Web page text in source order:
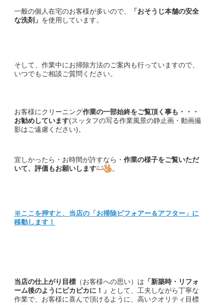
一般の個人在宅のお客様が多いので、
「おそうじ本舗の安全
な洗剤 」 を使用しています。
そして、作業中にお掃除方法のご案内も行っていますので、
いつでもご相談ご質問ください。
お客様にクリーニング作業の一部始終をご覧頂く事も・・・
お勧めしています(スッタフの写る作業風景の静止画・動画撮
影はご遠慮ください)。
宜しかったら・お時間が許すなら・ 作業の様子をご覧いただ
いて、評価もお願いします
。
※ここを押すと、当店の 「お掃除ビフォアー＆アフター」 に
移動します！
当店の仕上がり目標 （お客様への思い）は 「新築時・リフォ
ーム後のようにピカピカに！」 として、工夫しながら丁寧な
作業で、お客様に喜んで頂けるように、高いクオリティ目標